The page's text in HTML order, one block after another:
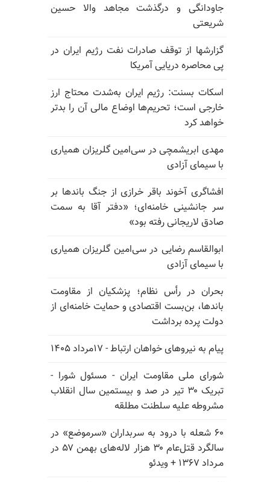
جاودانگی و درگذشت مجاهد والا حسین
شریعتی
گزارشها از توقف صادرات نفت رژیم ایران در
پی محاصره دریایی آمریکا
اسکات بسنت: رژیم ایران به‌شدت محتاج ارز
خارجی است؛ تحریم‌ها اوضاع مالی آن را بدتر
خواهد کرد
مهدی ابریشمچی در سی‌امین گلریزان همیاری
با سیمای آزادی
افشاگری آخوند باقر خرازی از جنگ باندها بر
سر جانشینی خامنه‌ای؛ «دفتر آقا به سمت
صادق لاریجانی رفته بود»
ابوالقاسم رضایی در سی‌امین گلریزان همیاری
با سیمای آزادی
بحران در رأس نظام؛ پزشکیان از مقاومت
باندها، بن‌بست اقتصادی و حمایت خامنه‌ای از
دولت پرده برداشت
پیام به نیروهای خواهان ارتباط - ۱۷مرداد ۱۴۰۵
شورای ملی مقاومت ایران - مسئول شورا -
تبریک ۳۰ تیر در صد و بیستمین سال انقلاب
مشروطه علیه سلطنت مطلقه
۶۰ شعله با درود به سربداران «سرموضع» در
سالگرد قتل‌عام ۳۰ هزار لاله‌های بهمن ۵۷ در
مـرداد ۱۳۶۷ + ویدئو